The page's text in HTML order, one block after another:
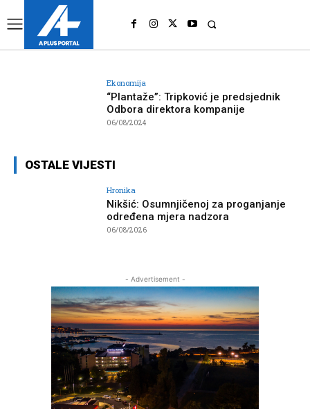
Ekonomija
“Plantaže”: Tripković je predsjednik
Odbora direktora kompanije
06/08/2024
OSTALE VIJESTI
Hronika
Nikšić: Osumnjičenoj za proganjanje
određena mjera nadzora
06/08/2026
- Advertisement -